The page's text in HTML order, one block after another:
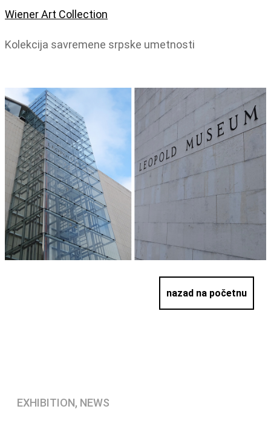
Wiener Art Collection
Kolekcija savremene srpske umetnosti
nazad na početnu
EXHIBITION, NEWS